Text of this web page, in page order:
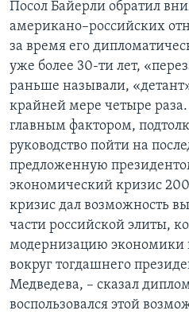
Посол Байерли обратил
американо–российских
за время его
уже более 30-ти лет,
раньше называли,
крайней мере четыре
главным фактором,
руководство пойти на
предложенную
экономический кризис
кризис дал возможность
части российской элиты,
модернизацию экономики
вокруг тогдашнего
Медведева, – сказал
воспользовался этой